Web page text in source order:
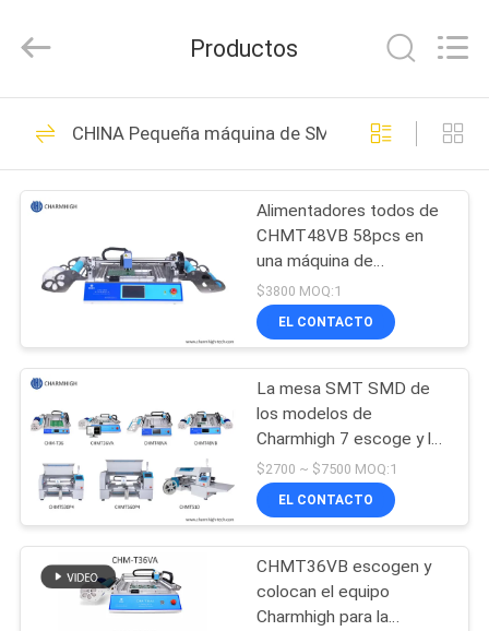
HOGAR
PRODUCTOS
VÍDEOS
SOBRE
NOSOTROS
VISITA
LA
FÁBRICA
CHARMHIGH
TECHNOLOGY
Rights
Selección de SMT y
máquina del lugar
74
Cadena de
producción de SMT
37
Productos
CHINA Pequeña máquina de SMT
Alimentadores todos de
CHMT48VB 58pcs en
una máquina de
escritorio de SMT de la
máquina de la selección y
del lugar de Charmhigh
$3800 MOQ:1
EL CONTACTO
La mesa SMT SMD de
los modelos de
Charmhigh 7 escoge y la
máquina del lugar,
pequeño PWB que hace
juego la máquina
$2700 ~ $7500 MOQ:1
EL CONTACTO
CHMT36VB escogen y
colocan el equipo
Charmhigh para la